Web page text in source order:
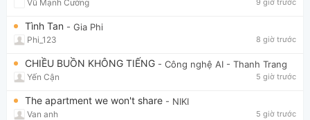
Vũ Mạnh Cường 9 giờ trước
Tình Tan - Gia Phi
Phi_123 8 giờ trước
CHIỀU BUỒN KHÔNG TIẾNG - Công nghệ AI - Thanh Trang
Yến Cận 5 giờ trước
The apartment we won't share - NIKI
Van anh 5 giờ trước